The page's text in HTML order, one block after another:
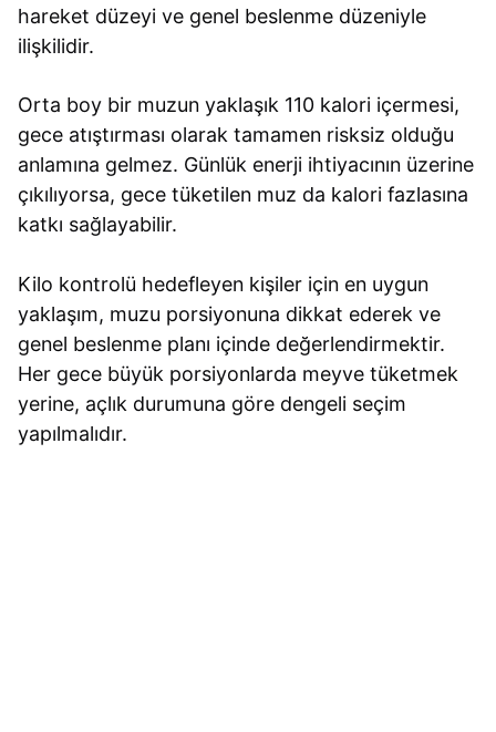
hareket düzeyi ve genel beslenme düzeniyle
ilişkilidir.
Orta boy bir muzun yaklaşık 110 kalori içermesi,
gece atıştırması olarak tamamen risksiz olduğu
anlamına gelmez. Günlük enerji ihtiyacının üzerine
çıkılıyorsa, gece tüketilen muz da kalori fazlasına
katkı sağlayabilir.
Kilo kontrolü hedefleyen kişiler için en uygun
yaklaşım, muzu porsiyonuna dikkat ederek ve
genel beslenme planı içinde değerlendirmektir.
Her gece büyük porsiyonlarda meyve tüketmek
yerine, açlık durumuna göre dengeli seçim
yapılmalıdır.